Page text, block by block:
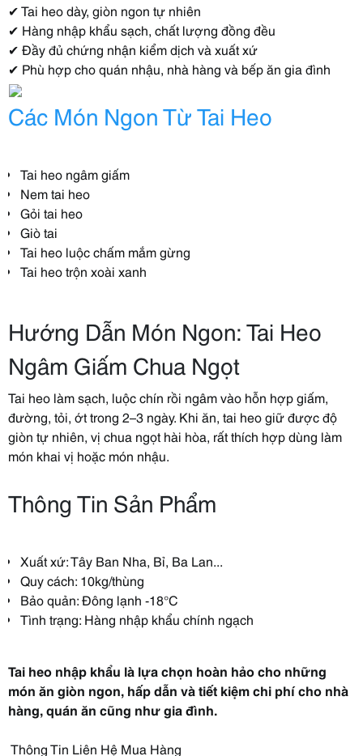
✔ Tai heo dày, giòn ngon tự nhiên
✔ Hàng nhập khẩu sạch, chất lượng đồng đều
✔ Đầy đủ chứng nhận kiểm dịch và xuất xứ
✔ Phù hợp cho quán nhậu, nhà hàng và bếp ăn gia đình
Các Món Ngon Từ Tai Heo
Tai heo ngâm giấm
Nem tai heo
Gỏi tai heo
Giò tai
Tai heo luộc chấm mắm gừng
Tai heo trộn xoài xanh
Hướng Dẫn Món Ngon: Tai Heo
Ngâm Giấm Chua Ngọt
Tai heo làm sạch, luộc chín rồi ngâm vào hỗn hợp giấm,
đường, tỏi, ớt trong 2–3 ngày. Khi ăn, tai heo giữ được độ
giòn tự nhiên, vị chua ngọt hài hòa, rất thích hợp dùng làm
món khai vị hoặc món nhậu.
Thông Tin Sản Phẩm
Xuất xứ: Tây Ban Nha, Bỉ, Ba Lan...
Quy cách: 10kg/thùng
Bảo quản: Đông lạnh -18°C
Tình trạng: Hàng nhập khẩu chính ngạch
Tai heo nhập khẩu là lựa chọn hoàn hảo cho những
món ăn giòn ngon, hấp dẫn và tiết kiệm chi phí cho nhà
hàng, quán ăn cũng như gia đình.
Thông Tin Liên Hệ Mua Hàng